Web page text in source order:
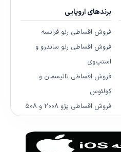
برندهای اروپایی
فروش اقساطی رنو فرانسه
فروش اقساطی رنو ساندرو و
استپ‌وی
فروش اقساطی تالیسمان و
کولئوس
فروش اقساطی پژو ۲۰۰۸ و ۵۰۸